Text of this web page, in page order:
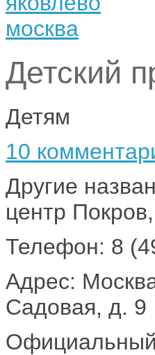
Детский
Детям
10
Другие
центр
Телефон: 8
Адрес:
Садовая, д. 9
Официальный